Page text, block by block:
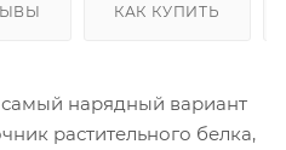
КАК КУПИТЬ
нарядный вариант
растительного белка,